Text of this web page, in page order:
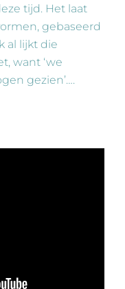
tijd. Het laat
gebaseerd
al lijkt die
want ‘we
gezien’….